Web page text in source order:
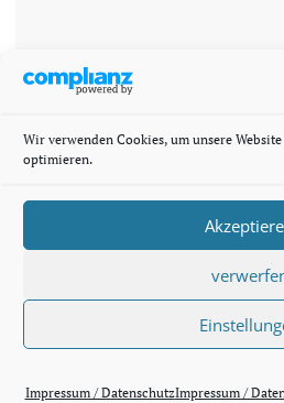
Wir verwenden Cookies, um unsere
optimieren.
Impressum / DatenschutzImpressum /
Mit freundlicher Unterstützung